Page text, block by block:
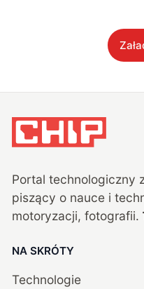
Portal technologiczny
piszący o nauce i
motoryzacji, fotografii.
NA SKRÓTY
Technologie